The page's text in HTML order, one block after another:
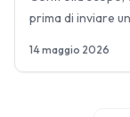
prima di inviare
14 maggio 2026